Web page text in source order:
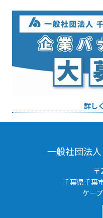
詳し
一般社団法人
千葉県千葉
ケー